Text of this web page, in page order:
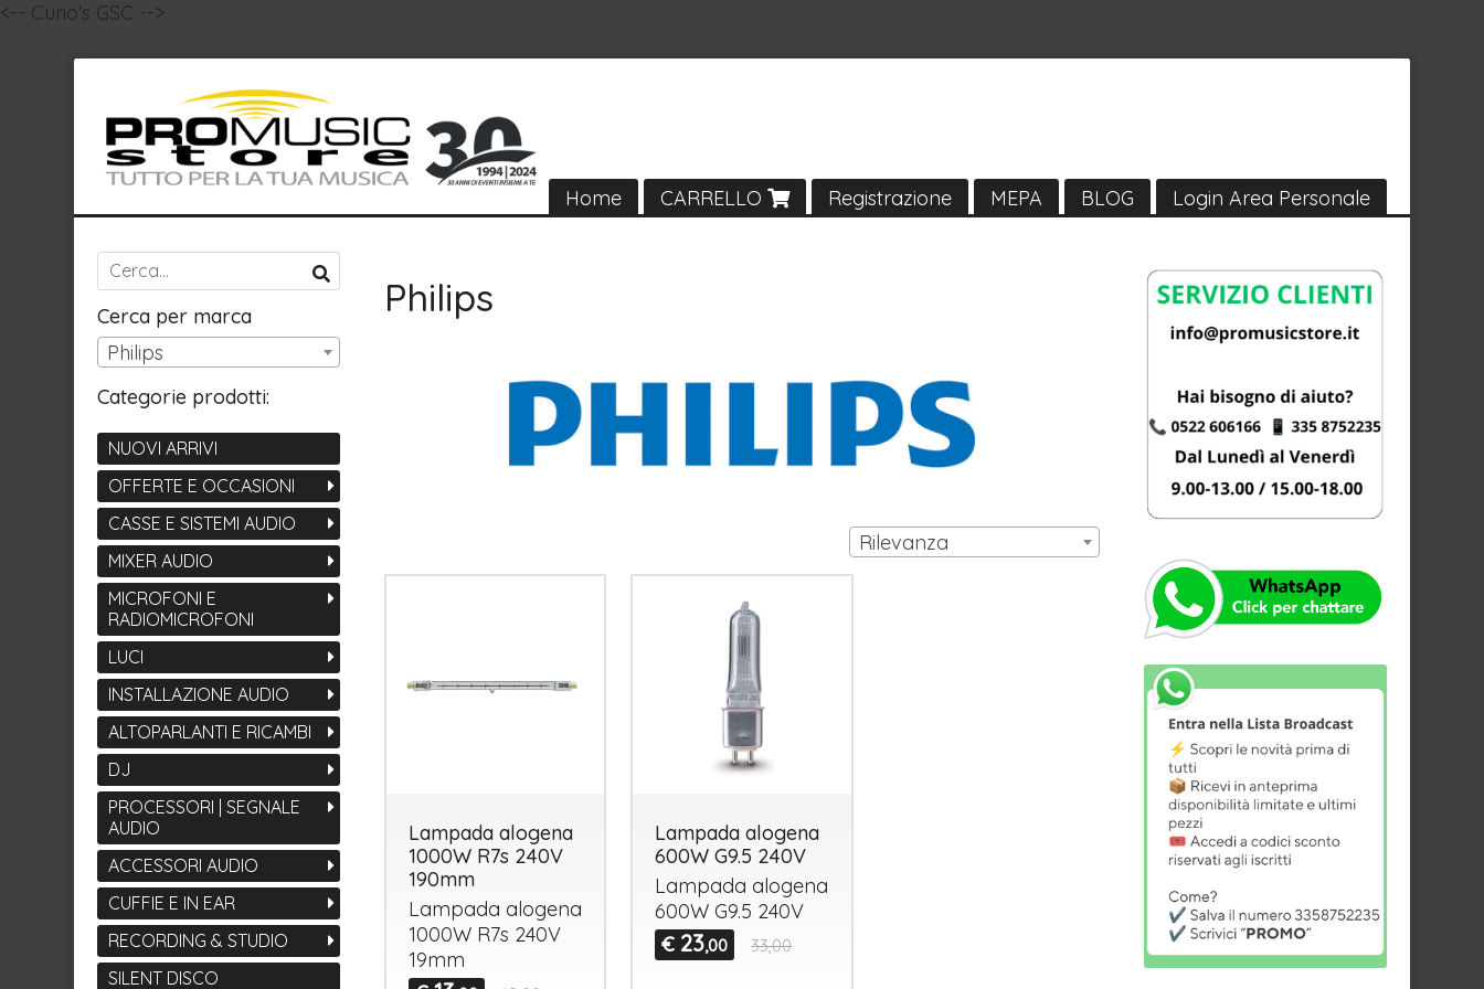
<-- Curio's GSC -->
Home CARRELLO Registrazione MEPA BLOG Login Area Personale
Philips
Rilevanza
Lampada alogena
1000W R7s 240V
190mm
Lampada alogena
1000W R7s 240V
19mm
Lampada alogena
600W G9.5 240V
Lampada alogena
600W G9.5 240V
€ 23,00 33,00
Cerca per marca
Philips
Categorie prodotti:
NUOVI ARRIVI
OFFERTE E OCCASIONI
CASSE E SISTEMI AUDIO
MIXER AUDIO
MICROFONI E
RADIOMICROFONI
LUCI
INSTALLAZIONE AUDIO
ALTOPARLANTI E RICAMBI
DJ
PROCESSORI | SEGNALE
AUDIO
ACCESSORI AUDIO
CUFFIE E IN EAR
RECORDING & STUDIO
SILENT DISCO